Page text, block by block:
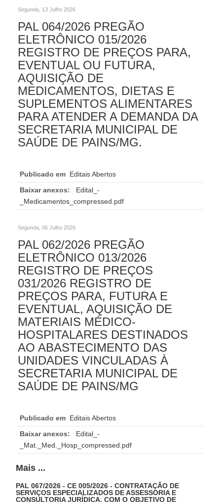
Segunda, 13 Julho 2026
PAL 064/2026 PREGÃO
ELETRÔNICO 015/2026
REGISTRO DE PREÇOS PARA,
EVENTUAL OU FUTURA,
AQUISIÇÃO DE
MEDICAMENTOS, DIETAS E
SUPLEMENTOS ALIMENTARES
PARA ATENDER A DEMANDA DA
SECRETARIA MUNICIPAL DE
SAÚDE DE PAINS/MG.
Publicado em Editais Abertos
Baixar anexos:
Edital_-
_Medicamentos_compressed.pdf
Segunda, 06 Julho 2026
PAL 062/2026 PREGÃO
ELETRÔNICO 013/2026
REGISTRO DE PREÇOS
031/2026 REGISTRO DE
PREÇOS PARA, FUTURA E
EVENTUAL, AQUISIÇÃO DE
MATERIAIS MÉDICO-
HOSPITALARES DESTINADOS
AO ABASTECIMENTO DAS
UNIDADES VINCULADAS À
SECRETARIA MUNICIPAL DE
SAÚDE DE PAINS/MG
Publicado em Editais Abertos
Baixar anexos:
Edital_-
_Mat._Med._Hosp_compressed.pdf
Mais ...
PAL 067/2026 - CE 005/2026 - CONTRATAÇÃO DE
SERVIÇOS ESPECIALIZADOS DE ASSESSORIA E
CONSULTORIA JURÍDICA, COM O OBJETIVO DE